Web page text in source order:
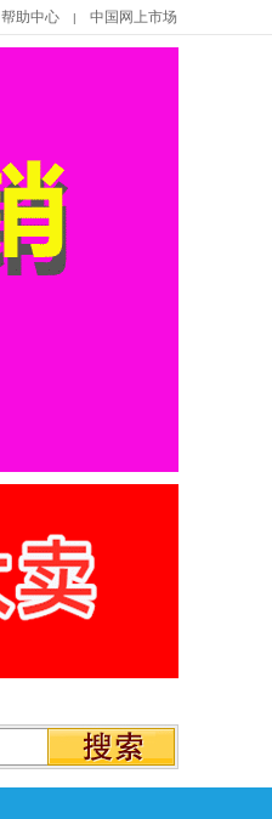
帮助中心 | 中国网上市场